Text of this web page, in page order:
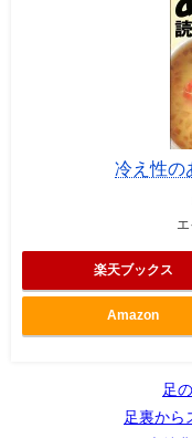
冷え性の
楽天ブックス
Amazon
足
足裏から